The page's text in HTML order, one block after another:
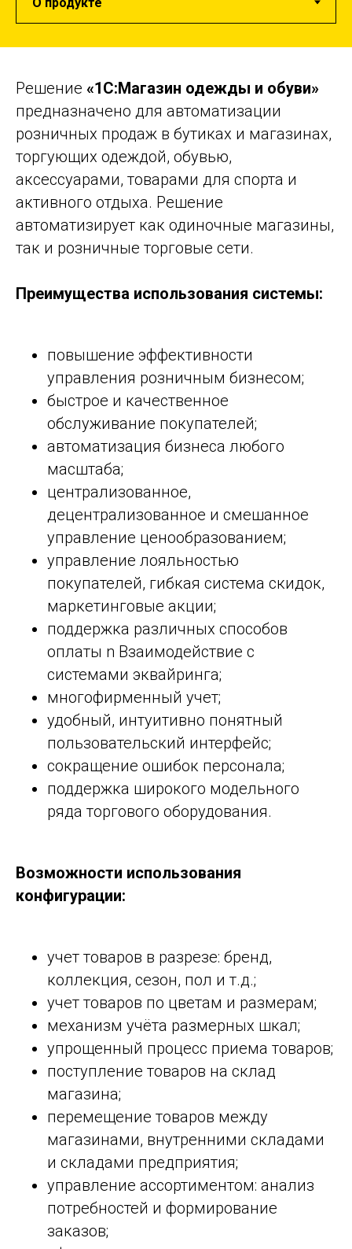
Решение «1С:Магазин одежды и обуви»
предназначено для автоматизации
розничных продаж в бутиках и магазинах,
торгующих одеждой, обувью,
аксессуарами, товарами для спорта и
активного отдыха. Решение
автоматизирует как одиночные магазины,
так и розничные торговые сети.
Преимущества использования системы:
повышение эффективности
управления розничным бизнесом;
быстрое и качественное
обслуживание покупателей;
автоматизация бизнеса любого
масштаба;
централизованное,
децентрализованное и смешанное
управление ценообразованием;
управление лояльностью
покупателей, гибкая система скидок,
маркетинговые акции;
поддержка различных способов
оплаты n Взаимодействие с
системами эквайринга;
многофирменный учет;
удобный, интуитивно понятный
пользовательский интерфейс;
сокращение ошибок персонала;
поддержка широкого модельного
ряда торгового оборудования.
Возможности использования
конфигурации:
учет товаров в разрезе: бренд,
коллекция, сезон, пол и т.д.;
учет товаров по цветам и размерам;
механизм учёта размерных шкал;
упрощенный процесс приема товаров;
поступление товаров на склад
магазина;
перемещение товаров между
магазинами, внутренними складами
и складами предприятия;
управление ассортиментом: анализ
потребностей и формирование
заказов;